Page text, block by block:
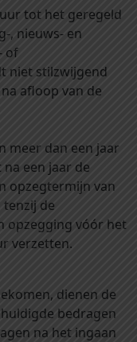
tot het geregeld
, nieuws- en
of
niet stilzwijgend
afloop van de
meer dan een jaar
een jaar de
opzegtermijn van
de
opzegging vóór het
verzetten.
dienen de
bedragen
na het ingaan